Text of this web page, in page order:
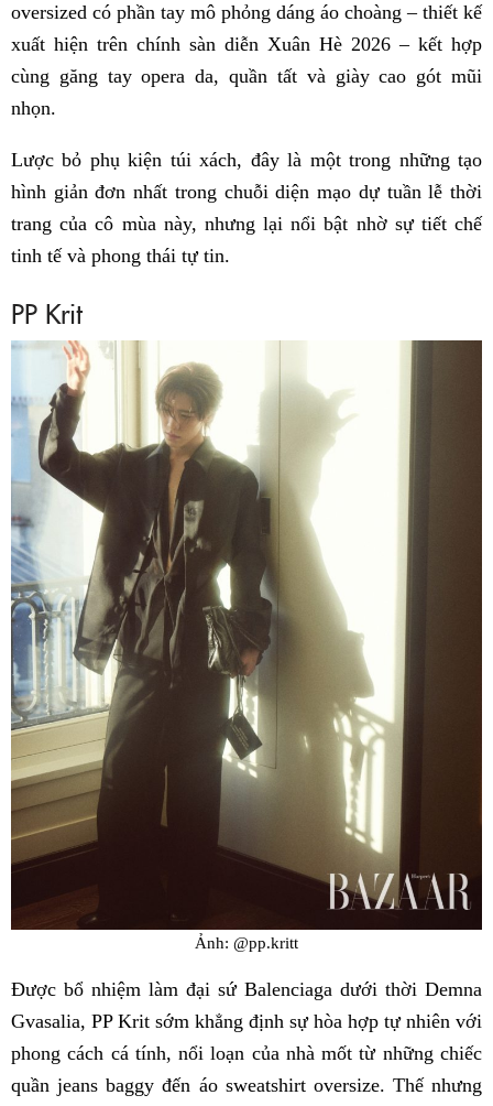
oversized có phần tay mô phỏng dáng áo choàng – thiết kế
xuất hiện trên chính sàn diễn Xuân Hè 2026 – kết hợp
cùng găng tay opera da, quần tất và giày cao gót mũi
nhọn.
Lược bỏ phụ kiện túi xách, đây là một trong những tạo
hình giản đơn nhất trong chuỗi diện mạo dự tuần lễ thời
trang của cô mùa này, nhưng lại nổi bật nhờ sự tiết chế
tinh tế và phong thái tự tin.
PP Krit
Ảnh: @pp.kritt
Được bổ nhiệm làm đại sứ Balenciaga dưới thời Demna
Gvasalia, PP Krit sớm khẳng định sự hòa hợp tự nhiên với
phong cách cá tính, nổi loạn của nhà mốt từ những chiếc
quần jeans baggy đến áo sweatshirt oversize. Thế nhưng